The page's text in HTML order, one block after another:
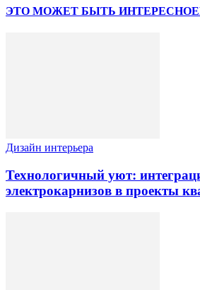
ЭТО МОЖЕТ БЫТЬ ИНТЕРЕСНО
Дизайн интерьера
Технологичный уют:
электрокарнизов в проекты